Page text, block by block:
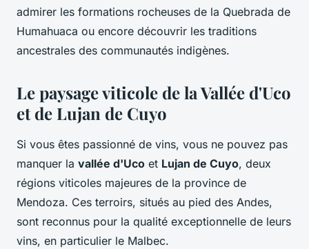
admirer les formations rocheuses de la Quebrada de
Humahuaca ou encore découvrir les traditions
ancestrales des communautés indigènes.
Le paysage viticole de la Vallée d'Uco
et de Lujan de Cuyo
Si vous êtes passionné de vins, vous ne pouvez pas
manquer la vallée d'Uco et Lujan de Cuyo, deux
régions viticoles majeures de la province de
Mendoza. Ces terroirs, situés au pied des Andes,
sont reconnus pour la qualité exceptionnelle de leurs
vins, en particulier le Malbec.